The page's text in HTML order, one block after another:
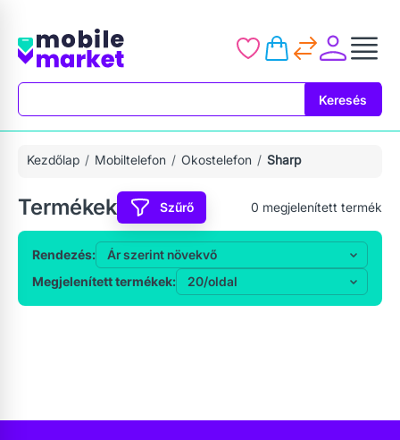
Keresés
Kezdőlap Mobiltelefon Okostelefon Sharp
Termékek Szűrő 0 megjelenített termék
Rendezés:
Megjelenített termékek: